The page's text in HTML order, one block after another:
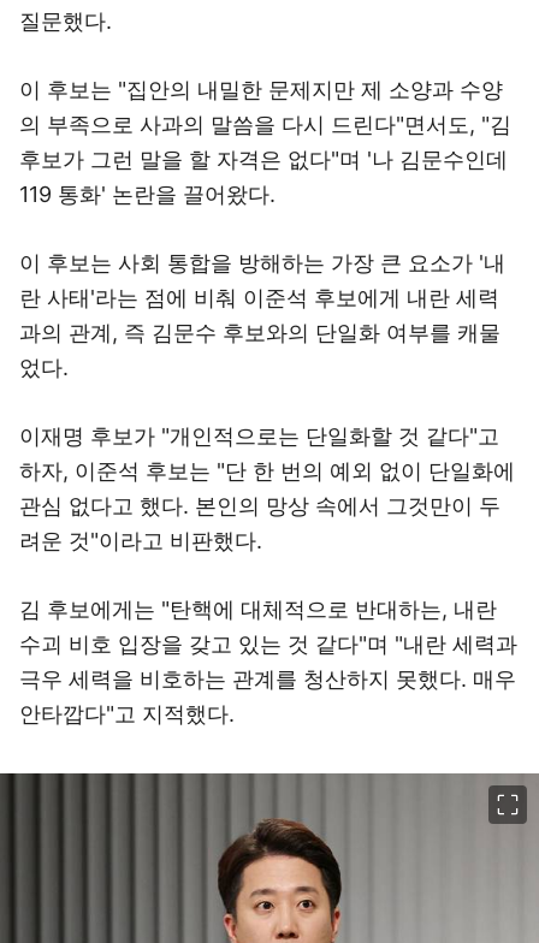
질문했다.
이 후보는 "집안의 내밀한 문제지만 제 소양과 수양
의 부족으로 사과의 말씀을 다시 드린다"면서도, "김
후보가 그런 말을 할 자격은 없다"며 '나 김문수인데
119 통화' 논란을 끌어왔다.
이 후보는 사회 통합을 방해하는 가장 큰 요소가 '내
란 사태'라는 점에 비춰 이준석 후보에게 내란 세력
과의 관계, 즉 김문수 후보와의 단일화 여부를 캐물
었다.
이재명 후보가 "개인적으로는 단일화할 것 같다"고
하자, 이준석 후보는 "단 한 번의 예외 없이 단일화에
관심 없다고 했다. 본인의 망상 속에서 그것만이 두
려운 것"이라고 비판했다.
김 후보에게는 "탄핵에 대체적으로 반대하는, 내란
수괴 비호 입장을 갖고 있는 것 같다"며 "내란 세력과
극우 세력을 비호하는 관계를 청산하지 못했다. 매우
안타깝다"고 지적했다.